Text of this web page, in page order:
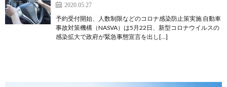
2020.05.27
予約受付開始、人数制限などのコロナ感染防止策実施 自動車
事故対策機構（NASVA）は5月22日、新型コロナウイルスの
感染拡大で政府が緊急事態宣言を出し[…]